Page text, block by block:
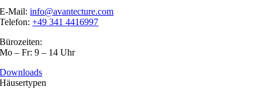
E-Mail:info@avantecture.com
Telefon:+49 341 4416997
Bürozeiten:
Mo – Fr: 9 – 14 Uhr
Downloads
Häusertypen